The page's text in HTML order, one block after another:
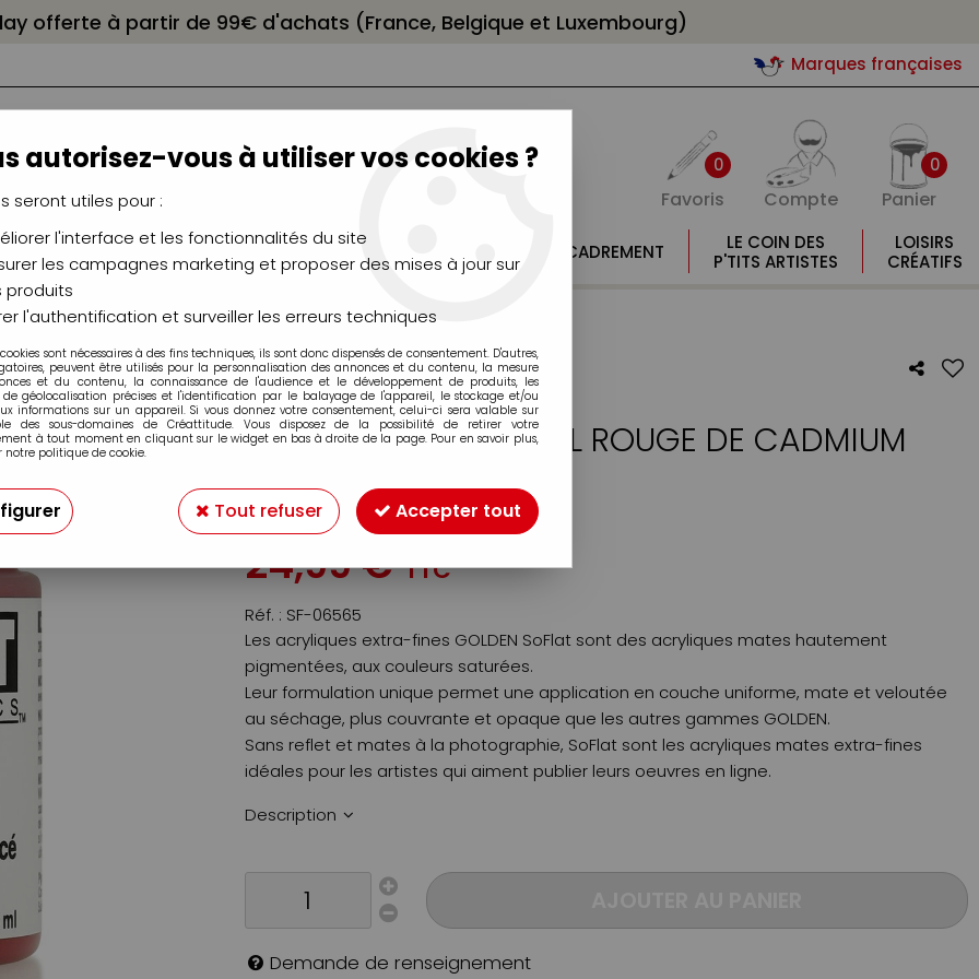
offerte à partir de 99€ d'achats (France, Belgique et Luxembourg)
Marques françaises
0
Favoris Compte
0
Panier
CHÂSSIS
CHEVALETS
AÉROGRAPHIE
MODÉLISME
MOULAGE
ENCADREMENT
LE COIN DES
P'TITS ARTISTES
LOISIRS
CRÉATIFS
Mat SoFlat >GOLDEN SOFLAT 59ML ROUGE DE CADMIUM FONCE S8
GOLDEN SOFLAT 59ML ROUGE DE CADMIUM
Soyez le premier à donner votre avis !
24,99€TTC
Réf. : SF-06565
Les acryliques extra-fines GOLDEN SoFlat sont des acryliques mates hautement
pigmentées, aux couleurs saturées.
Leur formulation unique permet une application en couche uniforme, mate et veloutée
au séchage, plus couvrante et opaque que les autres gammes GOLDEN.
Sans reflet et mates à la photographie, SoFlat sont les acryliques mates extra-fines
idéales pour les artistes qui aiment publier leurs oeuvres en ligne.
Description
Demande de renseignement
autorisez-vous à utiliser vos cookies ?
seront utiles pour :
l'interface et les fonctionnalités du site
les campagnes marketing et proposer des mises à jour sur
produits
l'authentification et surveiller les erreurs techniques
sont nécessaires à des fins techniques, ils sont donc dispensés de consentement. D'autres,
peuvent être utilisés pour la personnalisation des annonces et du contenu, la mesure
et du contenu, la connaissance de l'audience et le développement de produits, les
de géolocalisation précises et l'identification par le balayage de l'appareil, le stockage et/ou
informations sur un appareil. Si vous donnez votre consentement, celui-ci sera valable sur
des sous-domaines de Créattitude. Vous disposez de la possibilité de retirer votre
à tout moment en cliquant sur le widget en bas à droite de la page. Pour en savoir plus,
notre politique de cookie.
Tout refuser Accepter tout